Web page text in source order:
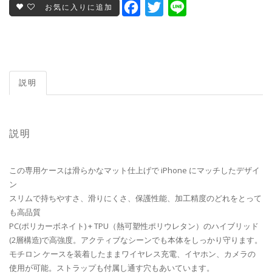
お気に入りに追加 Facebook
Twitter
説明
説明
この専用ケースは滑らかなマット仕上げで iPhone にマッチしたデザイ
ン
スリムで持ちやすさ、滑りにくさ、保護性能、加工精度のどれをとって
も高品質
PC(ポリカーボネイト) + TPU（熱可塑性ポリウレタン）のハイブリッド
(2層構造)で高強度。アクティブなシーンでも本体をしっかり守ります。
モチロン ケースを装着したままワイヤレス充電、イヤホン、カメラの
使用が可能。ストラップも付属し通す穴もあいています。